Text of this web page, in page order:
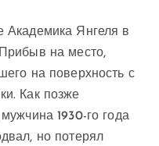
Академика Янгеля в
на место,
на поверхность с
Как позже
1930-го года
но потерял